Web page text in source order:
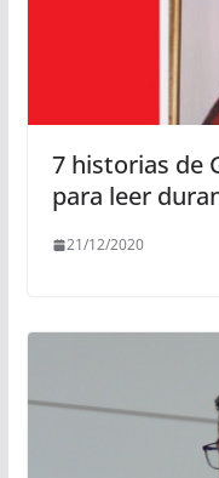
7 historias de
para leer
21/12/2020